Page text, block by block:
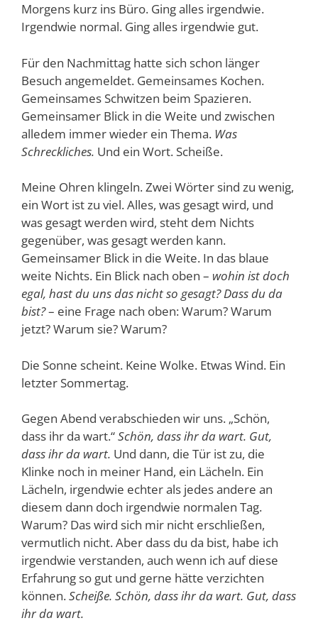
Morgens kurz ins Büro. Ging alles irgendwie.
Irgendwie normal. Ging alles irgendwie gut.
Für den Nachmittag hatte sich schon länger
Besuch angemeldet. Gemeinsames Kochen.
Gemeinsames Schwitzen beim Spazieren.
Gemeinsamer Blick in die Weite und zwischen
alledem immer wieder ein Thema. Was
Schreckliches. Und ein Wort. Scheiße.
Meine Ohren klingeln. Zwei Wörter sind zu wenig,
ein Wort ist zu viel. Alles, was gesagt wird, und
was gesagt werden wird, steht dem Nichts
gegenüber, was gesagt werden kann.
Gemeinsamer Blick in die Weite. In das blaue
weite Nichts. Ein Blick nach oben – wohin ist doch
egal, hast du uns das nicht so gesagt? Dass du da
bist?– eine Frage nach oben: Warum? Warum
jetzt? Warum sie? Warum?
Die Sonne scheint. Keine Wolke. Etwas Wind. Ein
letzter Sommertag.
Gegen Abend verabschieden wir uns. „Schön,
dass ihr da wart.“Schön, dass ihr da wart. Gut,
dass ihr da wart. Und dann, die Tür ist zu, die
Klinke noch in meiner Hand, ein Lächeln. Ein
Lächeln, irgendwie echter als jedes andere an
diesem dann doch irgendwie normalen Tag.
Warum? Das wird sich mir nicht erschließen,
vermutlich nicht. Aber dass du da bist, habe ich
irgendwie verstanden, auch wenn ich auf diese
Erfahrung so gut und gerne hätte verzichten
können.Scheiße. Schön, dass ihr da wart. Gut, dass
ihr da wart.